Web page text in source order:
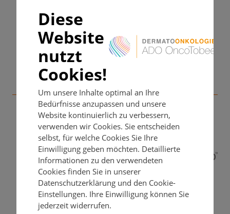
Inhalt noch in Bearbeitung
Dosierung/ Verabreichung
Inhalt noch in Bearbeitung
Anwendung/ Empfehlungen
Inhalt noch in Bearbeitung
Dosismodifikationen (Alter, eingeschränkte
Leber- und/oder Nierenfunktion, Zweittumore)
Inhalt noch in Bearbeitung
Unterbrechung/ Dosismodifikation bei UAW
Inhalt noch in Bearbeitung
Diese
Website
nutzt
Cookies!
Um unsere Inhalte optimal an Ihre
Bedürfnisse anzupassen und unsere
Website kontinuierlich zu verbessern,
verwenden wir Cookies. Sie entscheiden
selbst, für welche Cookies Sie Ihre
Einwilligung geben möchten. Detaillierte
Informationen zu den verwendeten
Cookies finden Sie in unserer
Datenschutzerklärung und den Cookie-
Einstellungen. Ihre Einwilligung können Sie
jederzeit widerrufen.
Verfügbar als mobile App
Mit freundlicher Unterstützung